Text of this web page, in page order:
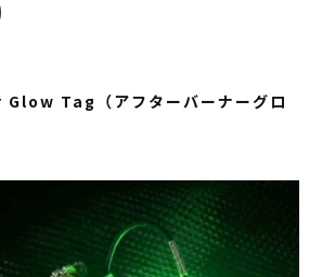
Tag（アフターバーナーグロ